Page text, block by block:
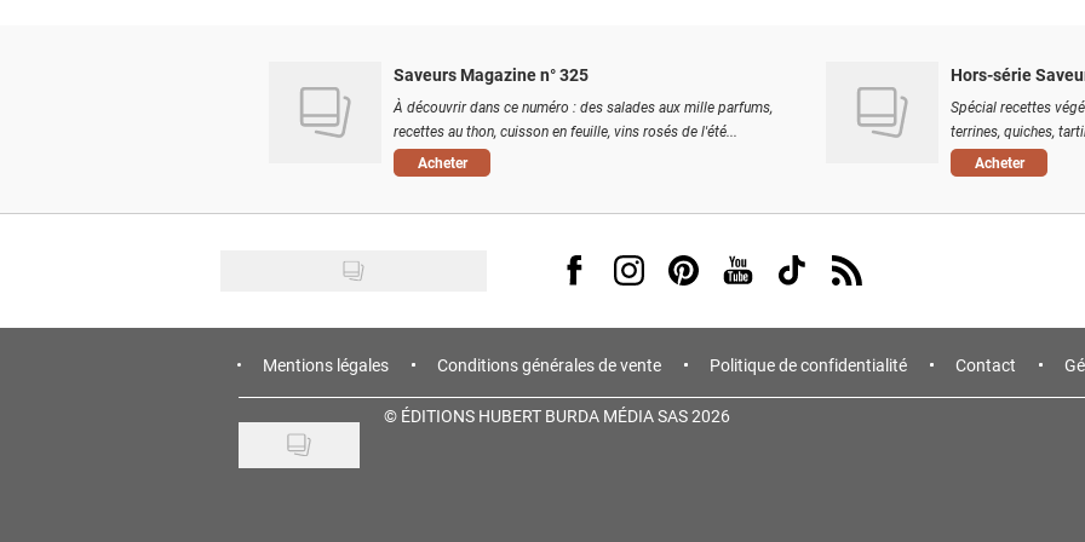
Saveurs Magazine n° 325
À découvrir dans ce numéro : des salades aux mille parfums,
recettes au thon, cuisson en feuille, vins rosés de l'été...
Acheter
Hors-série
Spécial recettes
terrines, quiches,
Acheter
Visit us on Facebook
Visit us on Instagram
Visit us on Pinterest
Visit us on Youtube
Visit us on Tiktok
Visit us on Rss
Mentions légales Conditions générales de vente Politique de confidentialité Contact
© ÉDITIONS HUBERT BURDA MÉDIA SAS 2026